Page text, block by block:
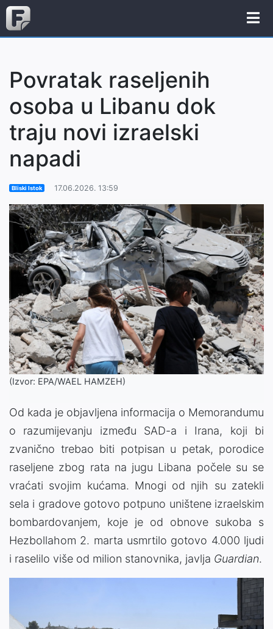
Povratak raseljenih
osoba u Libanu dok
traju novi izraelski
napadi
Bliski Istok 17.06.2026. 13:59
(Izvor: EPA/WAEL HAMZEH)
Od kada je objavljena informacija o Memorandumu
o razumijevanju između SAD-a i Irana, koji bi
zvanično trebao biti potpisan u petak, porodice
raseljene zbog rata na jugu Libana počele su se
vraćati svojim kućama. Mnogi od njih su zatekli
sela i gradove gotovo potpuno uništene izraelskim
bombardovanjem, koje je od obnove sukoba s
Hezbollahom 2. marta usmrtilo gotovo 4.000 ljudi
i raselilo više od milion stanovnika, javlja Guardian.